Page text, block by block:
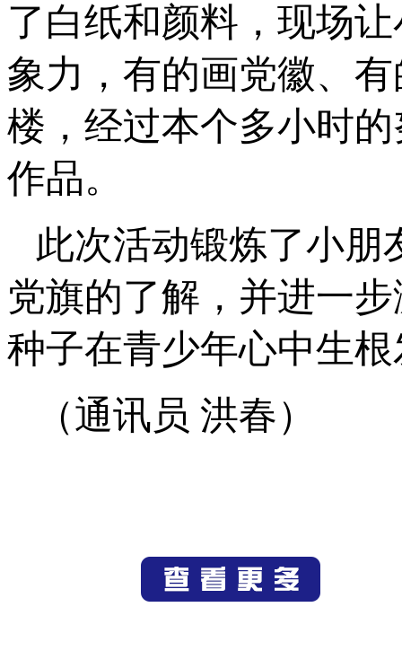
了白纸和颜料，现场
象力，有的画党徽、
楼，经过本个多小时
作品。
此次活动锻炼了小朋
党旗的了解，并进一
种子在青少年心中生
（通讯员 洪春）